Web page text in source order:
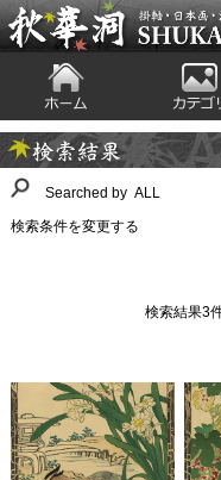
秋華洞 SHUKADO 掛軸・日本
ホーム カテ
検索結果
Searched by ALL
検索条件を変更する
検索結果3